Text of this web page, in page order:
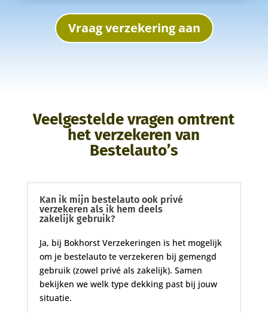
Vraag verzekering aan
Veelgestelde vragen omtrent
het verzekeren van
Bestelauto’s
Kan ik mijn bestelauto ook privé
verzekeren als ik hem deels
zakelijk gebruik?
Ja, bij Bokhorst Verzekeringen is het mogelijk
om je bestelauto te verzekeren bij gemengd
gebruik (zowel privé als zakelijk). Samen
bekijken we welk type dekking past bij jouw
situatie.